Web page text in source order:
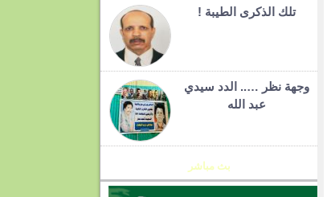
تلك الذكرى الطيبة !
وجهة نظر ….. الدد سيدي
عبد الله
بث مباشر